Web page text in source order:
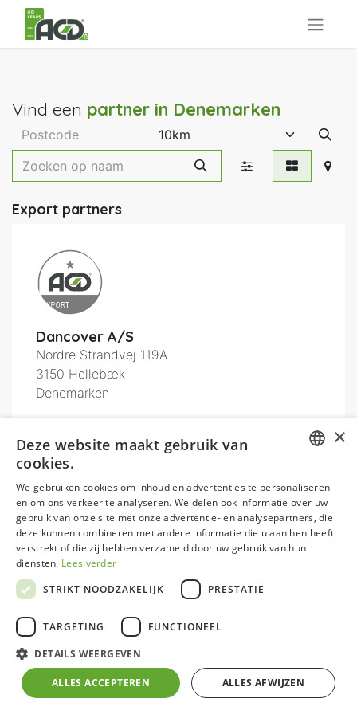
Vind een partner in Denemarken
Export partners
Dancover A/S
Nordre Strandvej 119A
3150 Hellebæk
Denemarken
Onze site
GERMAN
FRENCH
×
Deze website maakt gebruik van
cookies.
We gebruiken cookies om inhoud en advertenties te personaliseren
en om ons verkeer te analyseren. We delen ook informatie over uw
gebruik van onze site met onze advertentie- en analysepartners, die
deze kunnen combineren met andere informatie die u aan hen heeft
verstrekt of die zij hebben verzameld door uw gebruik van hun
diensten. Lees verder
STRIKT NOODZAKELIJK
PRESTATIE
TARGETING FUNCTIONEEL
DETAILS WEERGEVEN
ALLES ACCEPTEREN ALLES AFWIJZEN